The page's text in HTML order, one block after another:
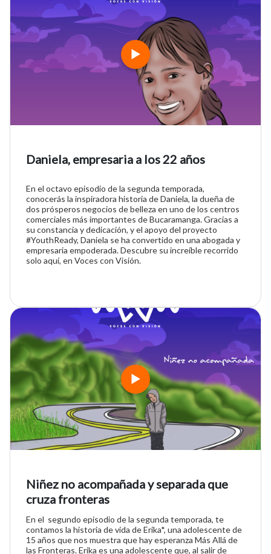
Daniela, empresaria a los 22 años
En el octavo episodio de la segunda temporada,
conocerás la inspiradora historia de Daniela, la dueña de
dos prósperos negocios de belleza en uno de los centros
comerciales más importantes de Bucaramanga. Gracias a
su constancia y dedicación, y el apoyo del proyecto
#YouthReady, Daniela se ha convertido en una abogada y
empresaria empoderada. Descubre su increíble recorrido
solo aquí, en Voces con Visión.
Niñez no acompañada y separada que
cruza fronteras
En el segundo episodio de la segunda temporada, te
contamos la historia de vida de Erika*, una adolescente de
15 años que nos muestra que hay esperanza Más Allá de
las Fronteras. Erika es una adolescente que, al salir de